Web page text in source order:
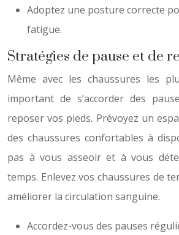
Adoptez une posture correcte
fatigue.
Stratégies de pause et de
Même avec les chaussures les
important de s’accorder des
reposer vos pieds. Prévoyez un
des chaussures confortables à
pas à vous asseoir et à vous
temps. Enlevez vos chaussures de
améliorer la circulation sanguine.
Accordez-vous des pauses